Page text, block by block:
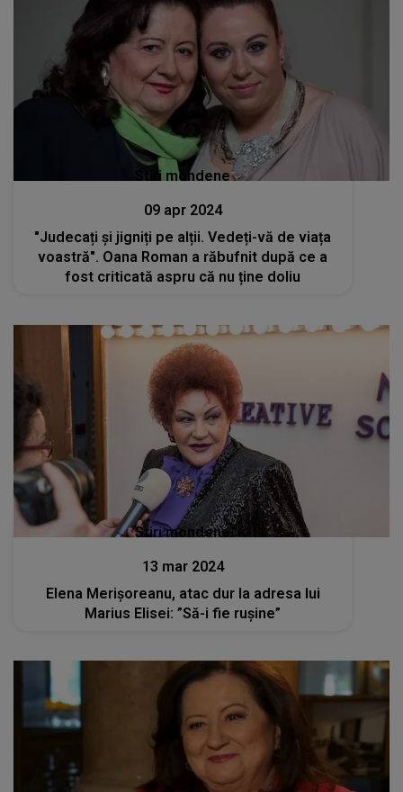
Stiri mondene
09 apr 2024
"Judecați și jigniți pe alții. Vedeți-vă de viața
voastră". Oana Roman a răbufnit după ce a
fost criticată aspru că nu ține doliu
Stiri mondene
13 mar 2024
Elena Merișoreanu, atac dur la adresa lui
Marius Elisei: ”Să-i fie rușine”